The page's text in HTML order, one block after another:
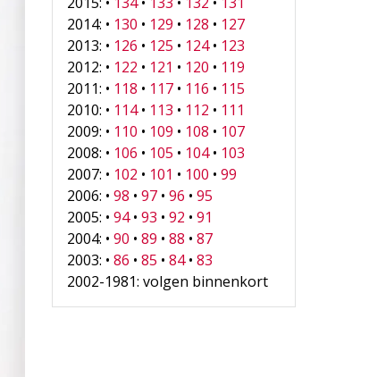
2014: • 130 • 129 • 128 • 127
2013: • 126 • 125 • 124• 123
2012: • 122 • 121 • 120 • 119
2011: • 118 • 117 • 116 • 115
2010: • 114• 113 • 112 • 111
2009: • 110 • 109 • 108 • 107
2008: • 106 • 105 • 104• 103
2007: • 102 • 101 • 100 •99
2006: •98 •97 •96 •95
2005: •94•93 •92 •91
2004: •90 •89 •88 •87
2003: •86 •85 •84•83
2002-1981: volgen binnenkort